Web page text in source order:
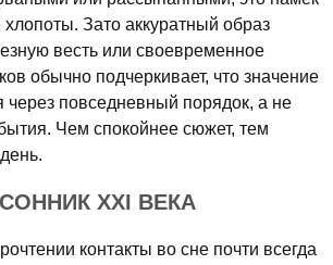
хлопоты. Зато аккуратный образ
весть или своевременное
обычно подчеркивает, что значение
через повседневный порядок, а не
Чем спокойнее сюжет, тем
XXI ВЕКА
контакты во сне почти всегда